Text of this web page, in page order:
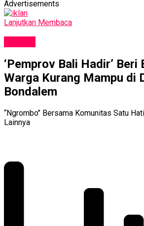
Advertisements
Lanjutkan Membaca
‘Pemprov Bali Hadir’ Beri
Warga Kurang Mampu di
Bondalem
‘‘Ngrombo’’ Bersama Komunitas Satu
Lainnya